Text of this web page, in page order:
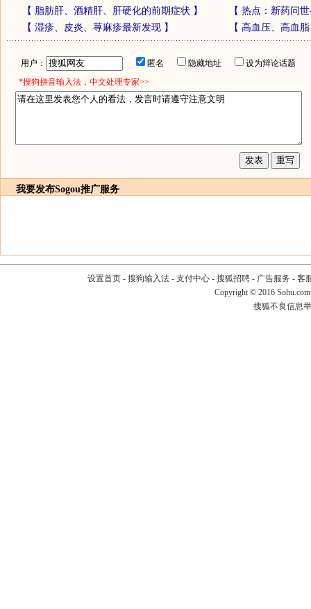
【 脂肪肝、酒精肝、肝硬化的前期症状 】 【 热点：新药问
【 湿疹、皮炎、荨麻疹最新发现】 【 高血压、高血
用户： 匿名 隐藏地址
设为辩论话题
*搜狗拼音输入法，中文处理专家>>
我要发布Sogou推广服务
设置首页- 搜狗输入法- 支付中心- 搜狐招聘- 广告服务 - 客
Copyright © 2016
搜狐不良信息